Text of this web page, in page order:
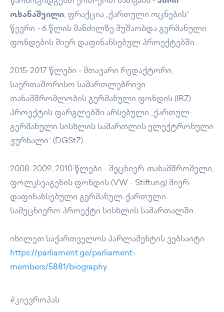
ოხანაშვილი, ფრაქცია „ქართული ოცნების“
წევრი - 6 წლის მანძილზე მუშაობდა გერმანული
ფონდების მიერ დაფინანსებულ პროექტებში.
2015-2017 წლები - მთავარი რედაქტორი,
საერთაშორისო სამართლებრივი
თანამშრომლობის გერმანული ფონდის (IRZ)
პროექტის ფარგლებში არსებული „ქართულ-
გერმანული სისხლის სამართლის ელექტრონული
ჟურნალი“ (DGStZ).
2008-2009, 2010 წლები - მეცნიერ-თანამშრომელი,
ფოლკსვაგენის ფონდის (VW - Stiftung) მიერ
დაფინანსებული გერმანულ-ქართული
სამეცნიერო პროექტი სისხლის სამართალში.
იხილეთ საქართველოს პარლამენტის ვებსაიტი
https://parliament.ge/parliament-
members/5881/biography.
#კიევროპას